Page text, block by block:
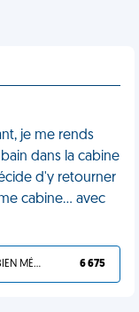
je me rends
dans la cabine
d'y retourner
cabine... avec
TU L'AS BIEN MÉRITÉ 6 675